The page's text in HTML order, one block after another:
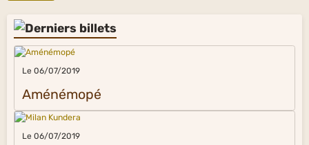
Le 06/07/2019
Aménémopé
Le 06/07/2019